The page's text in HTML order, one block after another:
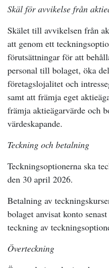
Skäl för avvikelse från
Skälet till avvikelsen från
att genom ett
förutsättningar för att
personal till bolaget, öka
företagslojalitet och
samt att främja eget
främja aktieägarvärde och
värdeskapande.
Teckning och betalning
Teckningsoptionerna ska
den 30 april 2026.
Betalning av
bolaget anvisat konto
teckning av
Överteckning